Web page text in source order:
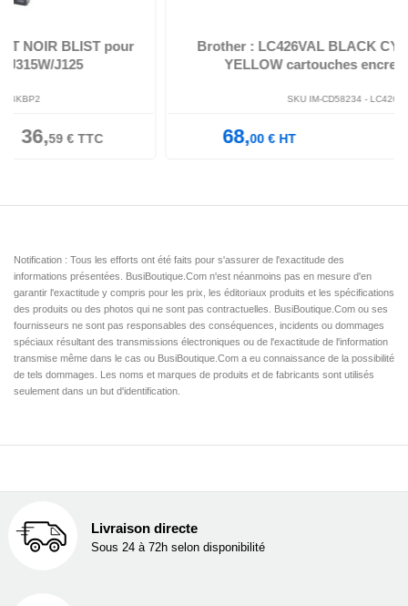
Brother : LC426VAL BLACK CYAN MAGENTA et
YELLOW cartouches encres MULTIpack
LC426VAL
68, 81,
Notification : Tous les efforts ont été faits pour s'assurer de l'exactitude des
informations présentées. BusiBoutique.Com n'est néanmoins pas en mesure d'en
garantir l'exactitude y compris pour les prix, les éditoriaux produits et les spécifications
des produits ou des photos qui ne sont pas contractuelles. BusiBoutique.Com ou ses
fournisseurs ne sont pas responsables des conséquences, incidents ou dommages
spéciaux résultant des transmissions électroniques ou de l'exactitude de l'information
transmise même dans le cas ou BusiBoutique.Com a eu connaissance de la possibilité
de tels dommages. Les noms et marques de produits et de fabricants sont utilisés
seulement dans un but d'identification.
Livraison directe
Sous 24 à 72h selon disponibilité